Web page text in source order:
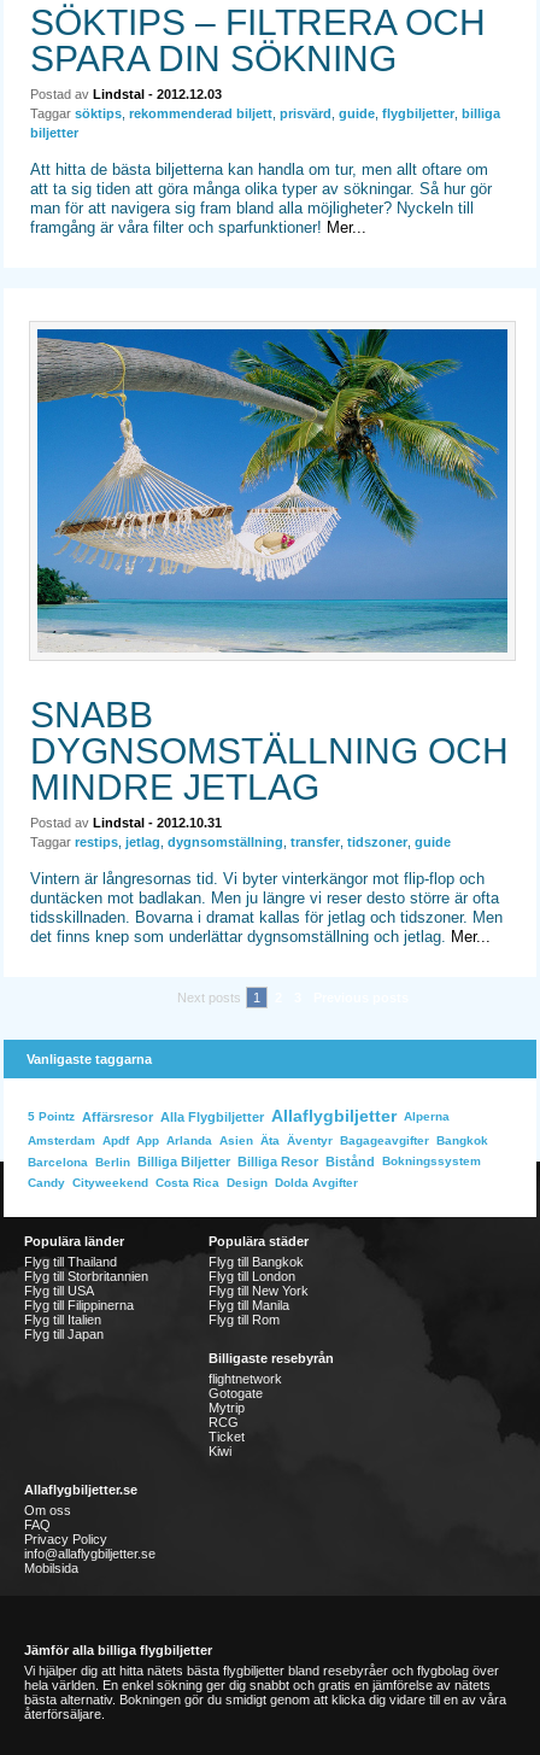
SÖKTIPS – FILTRERA OCH
SPARA DIN SÖKNING
Postad avLindstal - 2012.12.03
Taggar söktips ,rekommenderad biljett ,prisvärd ,guide ,flygbiljetter ,billiga
biljetter
Att hitta de bästa biljetterna kan handla om tur, men allt oftare om
att ta sig tiden att göra många olika typer av sökningar. Så hur gör
man för att navigera sig fram bland alla möjligheter? Nyckeln till
framgång är våra filter och sparfunktioner! Mer...
SNABB
DYGNSOMSTÄLLNING OCH
MINDRE JETLAG
Postad avLindstal - 2012.10.31
Taggar restips ,jetlag ,dygnsomställning ,transfer ,tidszoner ,guide
Vintern är långresornas tid. Vi byter vinterkängor mot flip-flop och
duntäcken mot badlakan. Men ju längre vi reser desto större är ofta
tidsskillnaden. Bovarna i dramat kallas för jetlag och tidszoner. Men
det finns knep som underlättar dygnsomställning och jetlag. Mer...
Next posts 1
Vanligaste taggarna
5 Pointz Affärsresor Alla Flygbiljetter Allaflygbiljetter Alperna
Amsterdam Apdf App Arlanda Asien Äta Äventyr Bagageavgifter Bangkok
Barcelona
Berlin Billiga Biljetter Billiga Resor Bistånd
Bokningssystem
Candy Cityweekend Costa Rica Design Dolda Avgifter
Populära länder
Flyg till Thailand
Flyg till Storbritannien
Flyg till USA
Flyg till Filippinerna
Flyg till Italien
Flyg till Japan
Populära städer
Flyg till Bangkok
Flyg till London
Flyg till New York
Flyg till Manila
Flyg till Rom
Billigaste resebyrån
flightnetwork
Gotogate
Mytrip
RCG
Ticket
Kiwi
Allaflygbiljetter.se
Om oss
FAQ
Privacy Policy
info@allaflygbiljetter.se
Mobilsida
Jämför alla billiga flygbiljetter
Vi hjälper dig att hitta nätets bästa flygbiljetter bland resebyråer och flygbolag över
hela världen. En enkel sökning ger dig snabbt och gratis en jämförelse av nätets
bästa alternativ. Bokningen gör du smidigt genom att klicka dig vidare till en av våra
återförsäljare.